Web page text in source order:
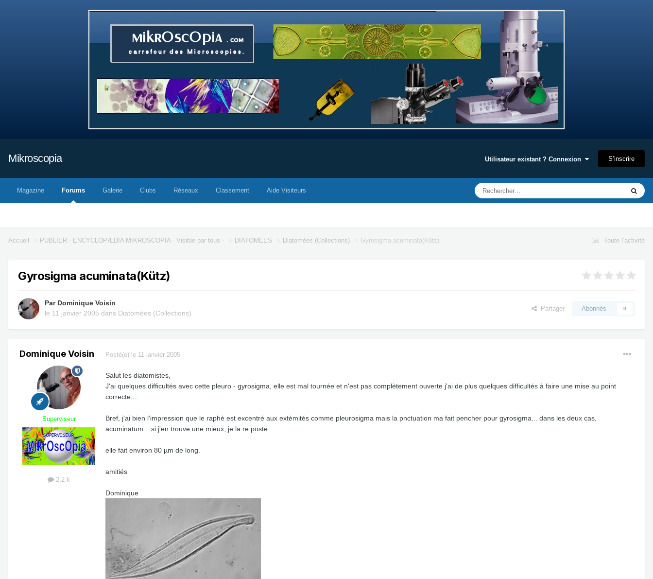
Mikroscopia Utilisateur existant ? Connexion S’inscrire
Magazine Forums Galerie Clubs Réseaux Classement Aide Visiteurs
Toute l’activité
Accueil PUBLIER - ENCYCLOPÆDIA MIKROSCOPIA - Visible par tous - DIATOMEES Diatomées (Collections) Gyrosigma acuminata(Kütz)
Gyrosigma acuminata(Kütz)
Par Dominique Voisin
le 11 janvier 2005 dans Diatomées (Collections)
Partager Abonnés 0
Dominique Voisin
Superviseur
2,2 k
Posté(e) le 11 janvier 2005
Salut les diatomistes,
J'ai quelques difficultés avec cette pleuro - gyrosigma, elle est mal tournée et n'est pas complètement ouverte j'ai de plus quelques difficultés à faire une mise au point
correcte....
Bref, j'ai bien l'impression que le raphé est excentré aux extèmités comme pleurosigma mais la pnctuation ma fait pencher pour gyrosigma... dans les deux cas,
acuminatum... si j'en trouve une mieux, je la re poste...
elle fait environ 80 µm de long.
amitiés
Dominique